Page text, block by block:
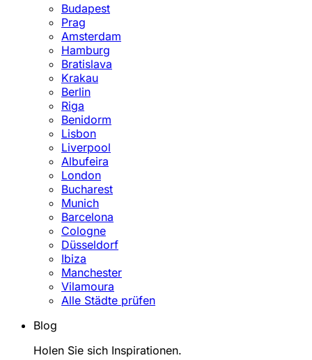
Budapest
Prag
Amsterdam
Hamburg
Bratislava
Krakau
Berlin
Riga
Benidorm
Lisbon
Liverpool
Albufeira
London
Bucharest
Munich
Barcelona
Cologne
Düsseldorf
Ibiza
Manchester
Vilamoura
Alle Städte prüfen
Blog
Holen Sie sich Inspirationen.